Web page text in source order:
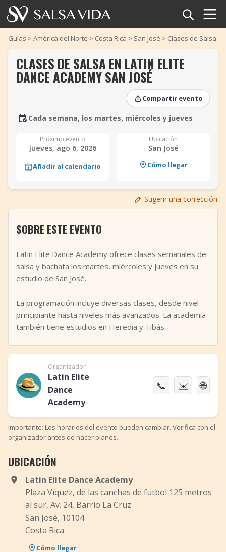
Inicio
Eventos
Artículos
Glosario
Tienda
TuneTempo
Guías > América del Norte > Costa Rica > San José > Clases de Salsa
CLASES DE SALSA EN LATIN ELITE
DANCE ACADEMY SAN JOSÉ
Compartir evento
Cada semana, los martes, miércoles y jueves
Próximo evento
jueves, ago 6, 2026
Añadir al calendario
Ubicación
San José
Cómo llegar
Sugerir una corrección
SOBRE ESTE EVENTO
Latin Elite Dance Academy ofrece clases semanales de
salsa y bachata los martes, miércoles y jueves en su
estudio de San José.
La programación incluye diversas clases, desde nivel
principiante hasta niveles más avanzados. La academia
también tiene estudios en Heredia y Tibás.
Organizador
Latin Elite
Dance
Academy
📞 ✉️ 🌐
Importante: Los horarios del evento pueden cambiar. Verifica con el
organizador antes de hacer planes.
UBICACIÓN
Latin Elite Dance Academy
Plaza Víquez, de las canchas de futbol 125 metros
al sur, Av. 24, Barrio La Cruz
San José, 10104
Costa Rica
Cómo llegar